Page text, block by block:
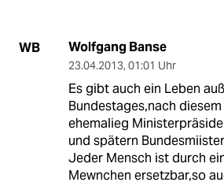
WB Wolfgang Banse
23.04.2013, 01:01 Uhr
Es gibt auch ein Leben
Bundestages,nach
ehemalieg
und spätern
Jeder Mensch ist durch
Mewnchen ersetzbar,so